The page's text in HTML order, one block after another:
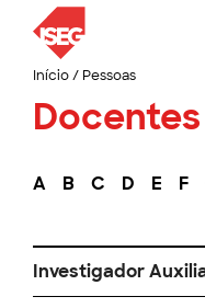
Início/ Pessoas
Docentes
A B C D E F
Investigador